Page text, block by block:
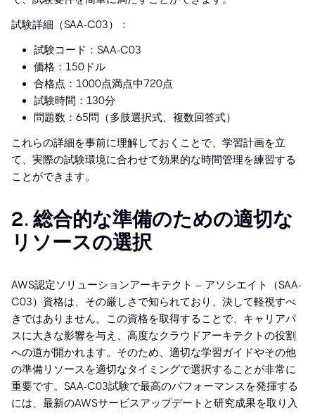
試験詳細（SAA-C03）：
試験コード：SAA-C03
価格：150ドル
合格点：1000点満点中720点
試験時間：130分
問題数：65問（多肢選択式、複数回答式）
これらの詳細を事前に理解しておくことで、学習計画を立
て、実際の試験環境に合わせて効果的な時間管理を練習する
ことができます。
2. 総合的な準備のための適切な
リソースの選択
AWS認定ソリューションアーキテクト – アソシエイト（SAA-
C03）資格は、その厳しさで知られており、決して軽視すべ
きではありません。この資格を取得することで、キャリアパ
スに大きな影響を与え、高度なクラウドアーキテクトの役割
への道が開かれます。そのため、適切な学習ガイドやその他
の準備リソースを適切なタイミングで選択することが非常に
重要です。SAA-C03試験で最高のパフォーマンスを発揮する
には、最新のAWSサービスアップデートと研究成果を取り入